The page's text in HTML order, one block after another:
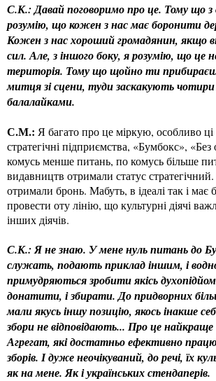
С.К.: Давай поговоримо про це. Тому що з
розумію, що кожен з нас має боронити
Кожен з нас хороший громадянин, якщо
сил. Але, з іншого боку, я розумію, що це
територія. Тому що щойно ти прибираєш
митця зі сцени, туди заскакують чотири
балалайками.
С.М.: Я багато про це міркую, особливо ці
стратегічні підприємства, «Бумбокс»,
комусь менше питань, по комусь більше
видавництв отримали статус
отримали бронь. Мабуть, в ідеалі так і має
провести оту лінію, що культурні діячі
інших діячів.
С.К.: Я не знаю. У мене нуль питань до
служать, подають приклад іншим, і
примудряються зробити якісь
донатити, і збирати. До придворних
мали якусь іншу позицію, якось інакше
збори не відповідають... Про це найкраще
Агрегат, які достатньо ефективно
зборів. І дуже неочікуваний, до речі, їх
як на мене. Як і українських стендаперів.